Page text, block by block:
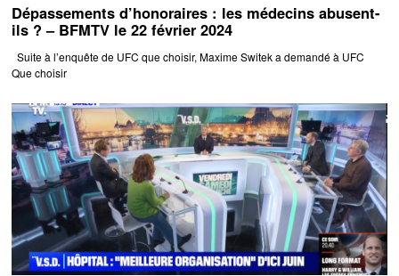
Dépassements d’honoraires : les médecins abusent-
ils ? – BFMTV le 22 février 2024
Suite à l’enquête de UFC que choisir, Maxime Switek a demandé à UFC
Que choisir